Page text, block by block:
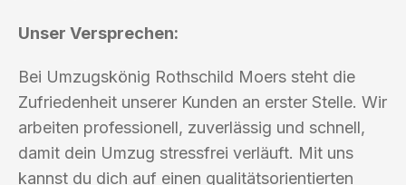
Unser Versprechen:
Bei Umzugskönig Rothschild Moers steht die
Zufriedenheit unserer Kunden an erster Stelle. Wir
arbeiten professionell, zuverlässig und schnell,
damit dein Umzug stressfrei verläuft. Mit uns
kannst du dich auf einen qualitätsorientierten